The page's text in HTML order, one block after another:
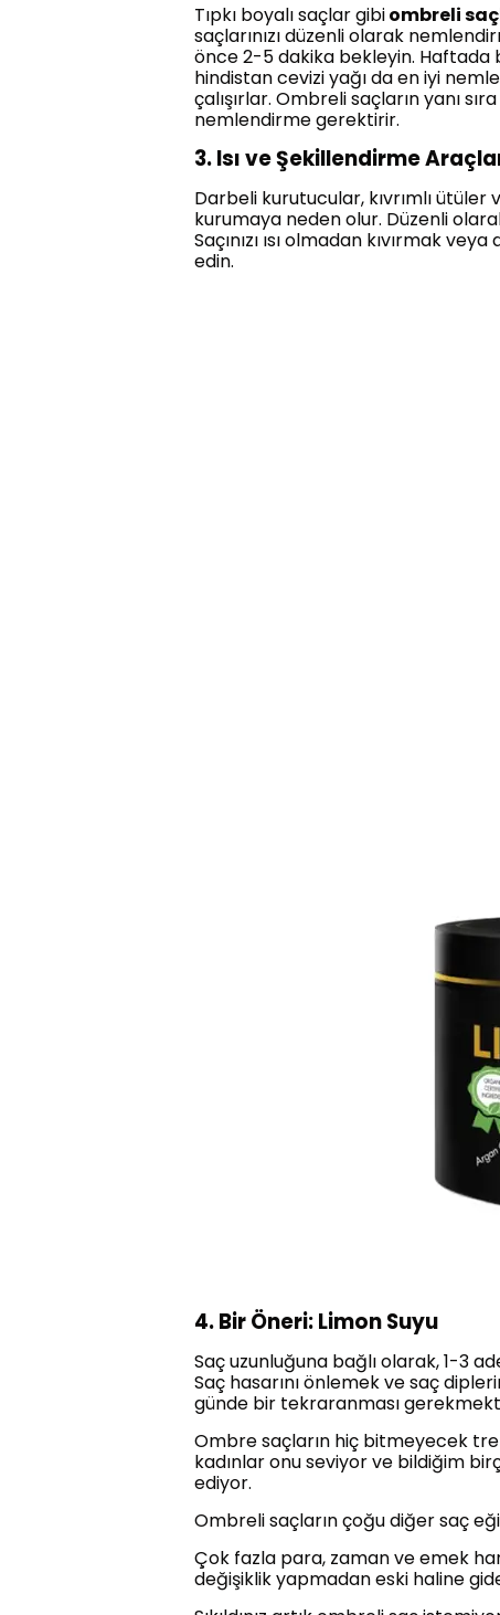
Tıpkı boyalı saçlar gibiombreli
saçlarınızı düzenli olarak
önce 2-5 dakika bekleyin. Haftada
hindistan cevizi yağı da en iyi
çalışırlar. Ombreli saçların yanı
nemlendirme gerektirir.
3. Isı ve Şekillendirme
Darbeli kurutucular, kıvrımlı
kurumaya neden olur. Düzenli
Saçınızı ısı olmadan kıvırmak
edin.
4. Bir Öneri: Limon Suyu
Saç uzunluğuna bağlı olarak, 1-3
Saç hasarını önlemek ve saç
günde bir tekraranması
Ombre saçların hiç bitmeyecek
kadınlar onu seviyor ve bildiğim
ediyor.
Ombreli saçların çoğu diğer saç
Çok fazla para, zaman ve emek
değişiklik yapmadan eski haline